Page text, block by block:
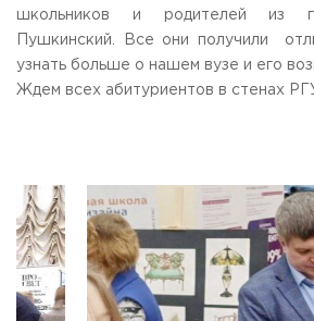
Конкурс ППС
E-MAIL
info@rguts.ru
obrashenia@rguts.ru
пт: с 09:00 до 16:45;
сб-вс: выходной
Приемная комиссия
пн-пт: с 10:00 до 17:00;
сб: с 10:00 до 15:30;
вс: выходной.
школьников и родителей из
Пушкинский. Все они получили
узнать больше о нашем вузе и его
Ждем всех абитуриентов в стенах